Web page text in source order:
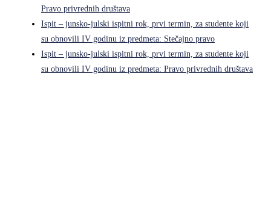
Pravo privrednih društava
Ispit – junsko-julski ispitni rok, prvi termin, za studente koji
su obnovili IV godinu iz predmeta: Stečajno pravo
Ispit – junsko-julski ispitni rok, prvi termin, za studente koji
su obnovili IV godinu iz predmeta: Pravo privrednih društava